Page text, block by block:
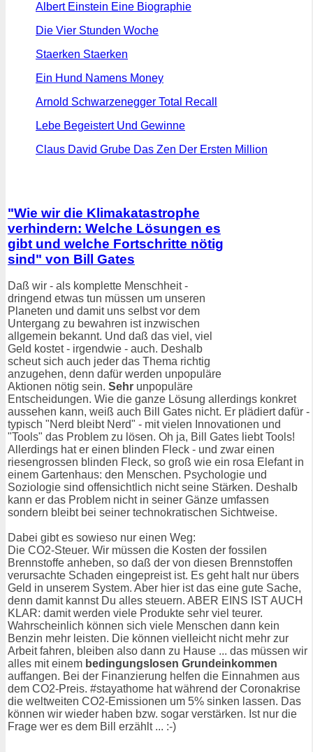
Albert Einstein Eine Biographie
Die Vier Stunden Woche
Staerken Staerken
Ein Hund Namens Money
Arnold Schwarzenegger Total Recall
Lebe Begeistert Und Gewinne
Claus David Grube Das Zen Der Ersten Million
"Wie wir die Klimakatastrophe
verhindern: Welche Lösungen es
gibt und welche Fortschritte nötig
sind" von Bill Gates
Daß wir - als komplette Menschheit -
dringend etwas tun müssen um unseren
Planeten und damit uns selbst vor dem
Untergang zu bewahren ist inzwischen
allgemein bekannt. Und daß das viel, viel
Geld kostet - irgendwie - auch. Deshalb
scheut sich auch jeder das Thema richtig
anzugehen, denn dafür werden unpopuläre
Aktionen nötig sein. Sehr unpopuläre
Entscheidungen. Wie die ganze Lösung allerdings konkret
aussehen kann, weiß auch Bill Gates nicht. Er plädiert dafür -
typisch "Nerd bleibt Nerd" - mit vielen Innovationen und
"Tools" das Problem zu lösen. Oh ja, Bill Gates liebt Tools!
Allerdings hat er einen blinden Fleck - und zwar einen
riesengrossen blinden Fleck, so groß wie ein rosa Elefant in
einem Gartenhaus: den Menschen. Psychologie und
Soziologie sind offensichtlich nicht seine Stärken. Deshalb
kann er das Problem nicht in seiner Gänze umfassen
sondern bleibt bei seiner technokratischen Sichtweise.
Dabei gibt es sowieso nur einen Weg:
Die CO2-Steuer. Wir müssen die Kosten der fossilen
Brennstoffe anheben, so daß der von diesen Brennstoffen
verursachte Schaden eingepreist ist. Es geht halt nur übers
Geld in unserem System. Aber hier ist das eine gute Sache,
denn damit kannst Du alles steuern. ABER EINS IST AUCH
KLAR: damit werden viele Produkte sehr viel teurer.
Wahrscheinlich können sich viele Menschen dann kein
Benzin mehr leisten. Die können vielleicht nicht mehr zur
Arbeit fahren, bleiben also dann zu Hause ... das müssen wir
alles mit einem bedingungslosen Grundeinkommen
auffangen. Bei der Finanzierung helfen die Einnahmen aus
dem CO2-Preis. #stayathome hat während der Coronakrise
die weltweiten CO2-Emissionen um 5% sinken lassen. Das
können wir wieder haben bzw. sogar verstärken. Ist nur die
Frage wer es dem Bill erzählt ... :-)